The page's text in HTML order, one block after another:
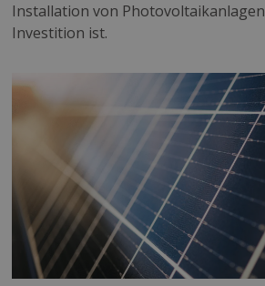
Installation von
Investition ist.